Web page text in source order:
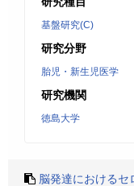
基盤研究(C)
研究分野
胎児・新生児医学
研究機関
徳島大学
脳発達におけるセ